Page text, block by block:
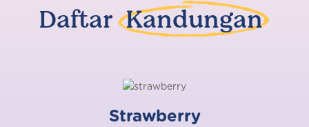
Daftar Kandungan
Strawberry